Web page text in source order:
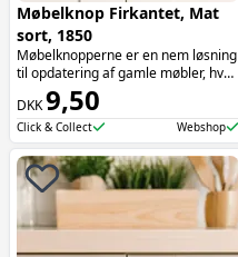
Møbelknop Firkantet, Mat
sort, 1850
Møbelknopperne er en nem løsning
til opdatering af gamle møbler, hvor
de tilføjer både funktionalitet og
æstetik. Møbelknopperne er især
oplagte at bruge på skuffer.
DKK9,50
Click & Collect Webshop